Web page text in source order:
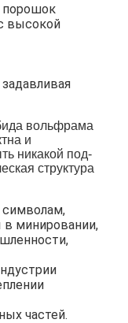
порошок
высокой
вольфрама
и
никакой под-
структура
минировании,
частей.